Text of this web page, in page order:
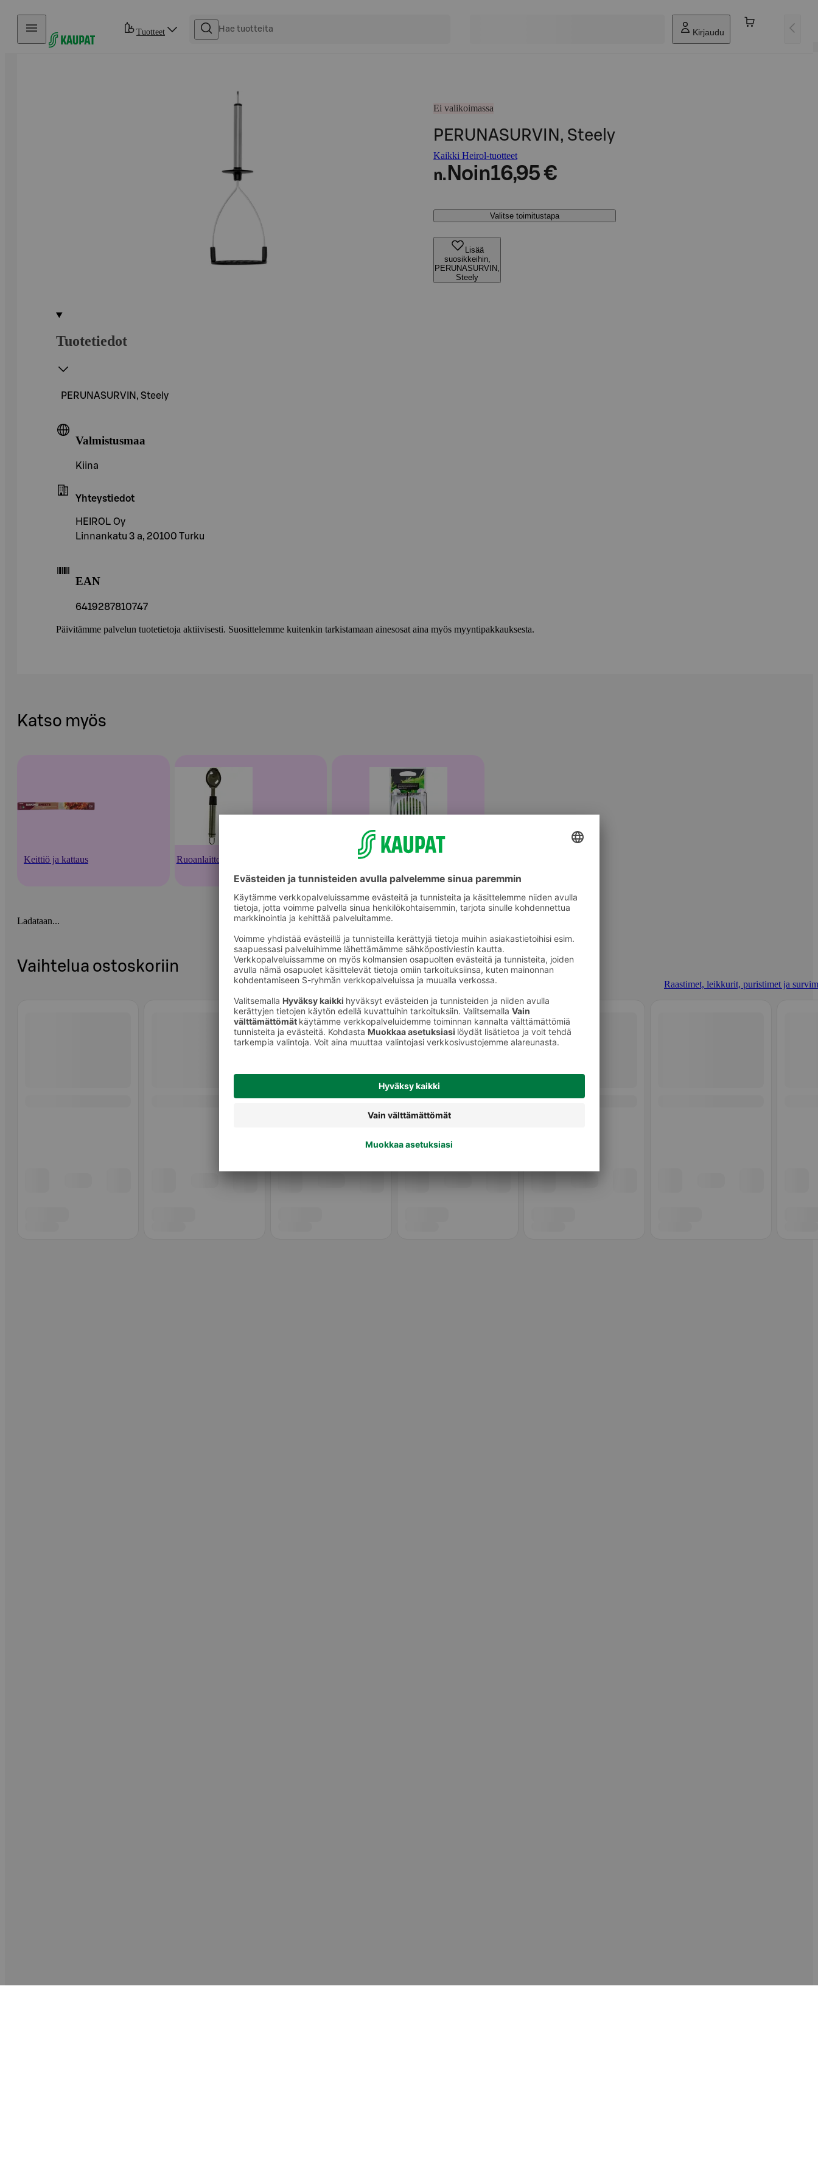
Hyppää sisältöön
Tuotteet Kirjaudu
Ei valikoimassa
PERUNASURVIN, Steely
Kaikki Heirol-tuotteet
n. Noin16,95 €
Valitse toimitustapa
Lisää
suosikkeihin,
PERUNASURVIN,
Steely
Tuotetiedot
PERUNASURVIN, Steely
Valmistusmaa
Kiina
Yhteystiedot
HEIROL Oy
Linnankatu 3 a, 20100 Turku
EAN
6419287810747
Päivitämme palvelun tuotetietoja aktiivisesti. Suosittelemme kuitenkin tarkistamaan ainesosat aina myös myyntipakkauksesta.
Katso myös
Keittiö ja kattaus Ruoanlaittovälineet
Raastimet, leikkurit, puristimet ja
Ladataan...
Vaihtelua ostoskoriin
Raastimet, leikkurit, puristimet ja